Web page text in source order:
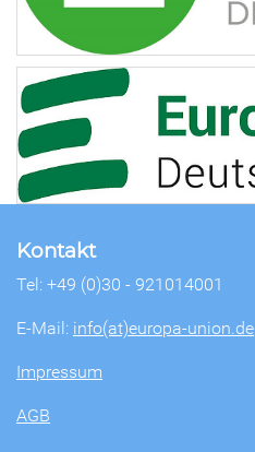
Kontakt
Tel: +49 (0)30 - 921014001
E-Mail: info(at)europa-union.de
Impressum
AGB